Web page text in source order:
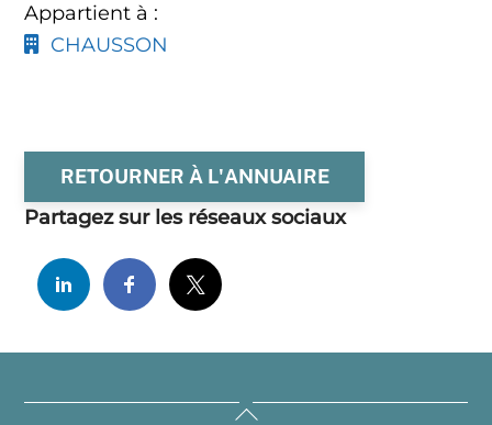
Appartient à :
CHAUSSON
RETOURNER À L'ANNUAIRE
Partagez sur les réseaux sociaux
Back